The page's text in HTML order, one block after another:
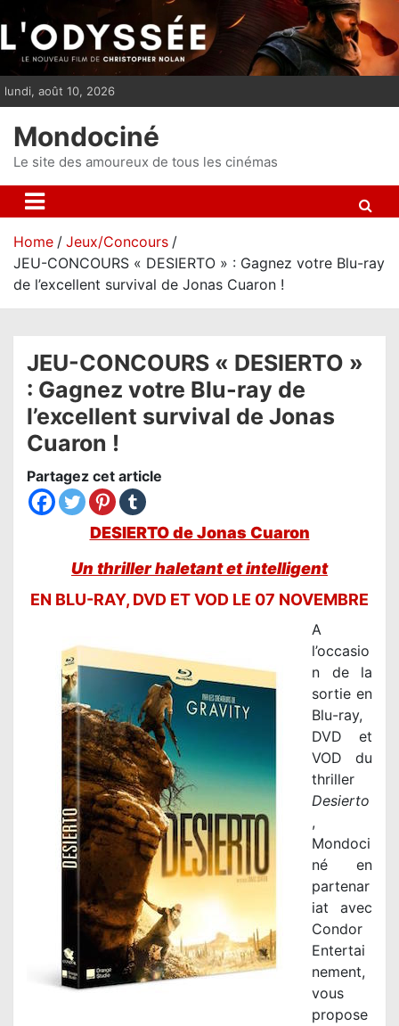
i
p
n
lundi, août 10, 2026
Mondociné
Le site des amoureux de tous les cinémas
Home
Jeux/Concours
JEU-CONCOURS « DESIERTO » : Gagnez votre Blu-ray
de l’excellent survival de Jonas Cuaron !
JEU-CONCOURS « DESIERTO »
: Gagnez votre Blu-ray de
l’excellent survival de Jonas
Cuaron !
Partagez cet article
DESIERTO de Jonas Cuaron
Un thriller haletant et intelligent
EN BLU-RAY, DVD ET VOD LE 07 NOVEMBRE
A
l’occasio
n de la
sortie en
Blu-ray,
DVD et
VOD du
thriller
Desierto
,
Mondoci
né en
partenar
iat avec
Condor
Entertai
nement,
vous
propose